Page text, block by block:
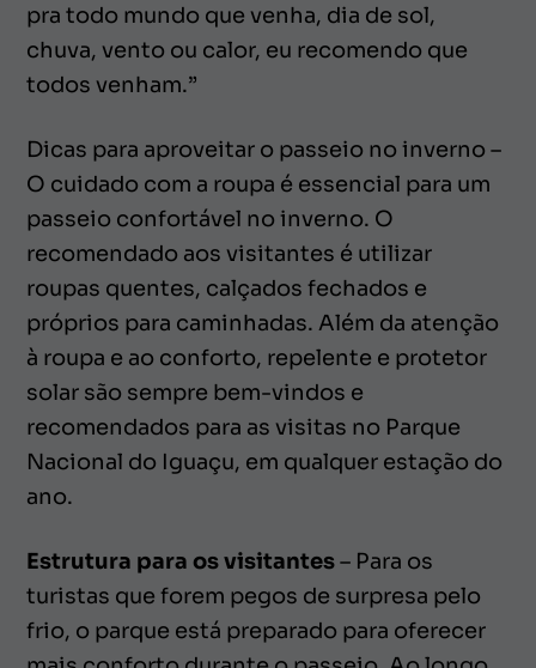
pra todo mundo que venha, dia de sol,
chuva, vento ou calor, eu recomendo que
todos venham.”
Dicas para aproveitar o passeio no inverno –
O cuidado com a roupa é essencial para um
passeio confortável no inverno. O
recomendado aos visitantes é utilizar
roupas quentes, calçados fechados e
próprios para caminhadas. Além da atenção
à roupa e ao conforto, repelente e protetor
solar são sempre bem-vindos e
recomendados para as visitas no Parque
Nacional do Iguaçu, em qualquer estação do
ano.
Estrutura para os visitantes– Para os
turistas que forem pegos de surpresa pelo
frio, o parque está preparado para oferecer